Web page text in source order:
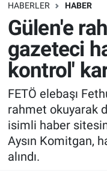
HABERLER HABER
Gülen'e
gazeteci
kontrol'
FETÖ elebaşı
rahmet okuyarak
isimli haber
Aysın Komitgan,
alındı.
Bilim turu
Bilim ve
Doğa
Dünya
Ege Saati
Ege'den Esintiler
Dünya
Teknoloji
Sağlık
Spor
Yayın Akışı
İletişim
Trafik Durumu
Süper Lig
Tüm Manşetler
Son Dakika
Haber Arşivi